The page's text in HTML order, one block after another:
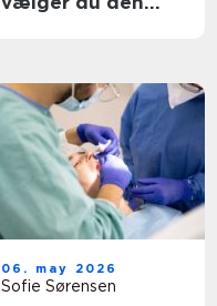
06. may 2026
Sofie Sørensen